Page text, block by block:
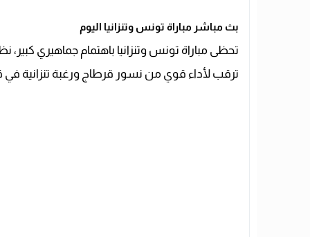
بث مباشر مباراة تونس وتنزانيا اليوم
تحظى مباراة تونس وتنزانيا باهتمام جماهيري
ترقب لأداء قوي من نسور قرطاج ورغبة تنزانية